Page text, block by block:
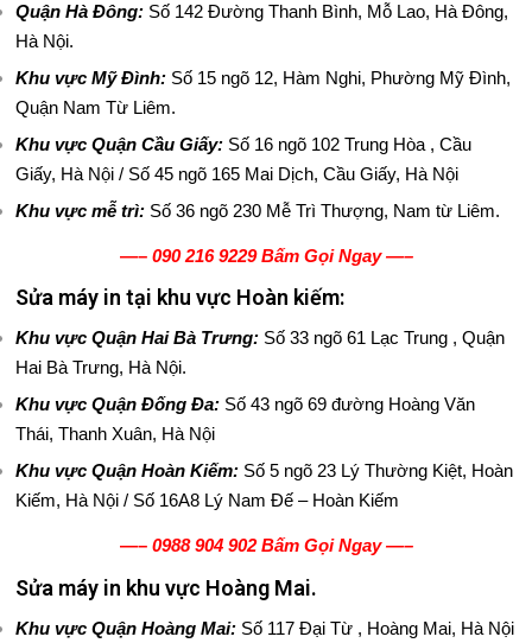
G
G
Á
G
Ớ
T
U
Quận Hà Đông: Số 142 Đường Thanh Bình, Mỗ Lao, Hà Đông,
Hà Nội.
Khu vực Mỹ Đình: Số 15 ngõ 12, Hàm Nghi, Phường Mỹ Đình,
Quận Nam Từ Liêm.
Khu vực Quận Cầu Giấy: Số 16 ngõ 102 Trung Hòa , Cầu
Giấy, Hà Nội / Số 45 ngõ 165 Mai Dịch, Cầu Giấy, Hà Nội
Khu vực mễ trì: Số 36 ngõ 230 Mễ Trì Thượng, Nam từ Liêm.
—– 090 216 9229 Bấm Gọi Ngay—–
Sửa máy in tại khu vực Hoàn kiếm:
Khu vực Quận Hai Bà Trưng: Số 33 ngõ 61 Lạc Trung , Quận
Hai Bà Trưng, Hà Nội.
Khu vực Quận Đống Đa: Số 43 ngõ 69 đường Hoàng Văn
Thái, Thanh Xuân, Hà Nội
Khu vực Quận Hoàn Kiếm: Số 5 ngõ 23 Lý Thường Kiệt, Hoàn
Kiếm, Hà Nội / Số 16A8 Lý Nam Đế – Hoàn Kiếm
—– 0988 904 902 Bấm Gọi Ngay—–
Sửa máy in khu vực Hoàng Mai.
Khu vực Quận Hoàng Mai: Số 117 Đại Từ , Hoàng Mai, Hà Nội